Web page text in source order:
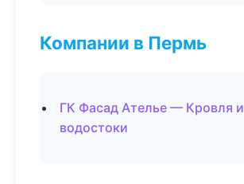
Компании в Пермь
ГК Фасад Ателье — Кровля и
водостоки